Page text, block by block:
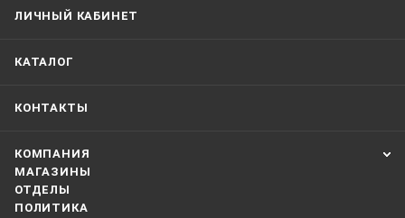
ЛИЧНЫЙ КАБИНЕТ
КАТАЛОГ
КОНТАКТЫ
КОМПАНИЯ
МАГАЗИНЫ
ОТДЕЛЫ
ПОЛИТИКА